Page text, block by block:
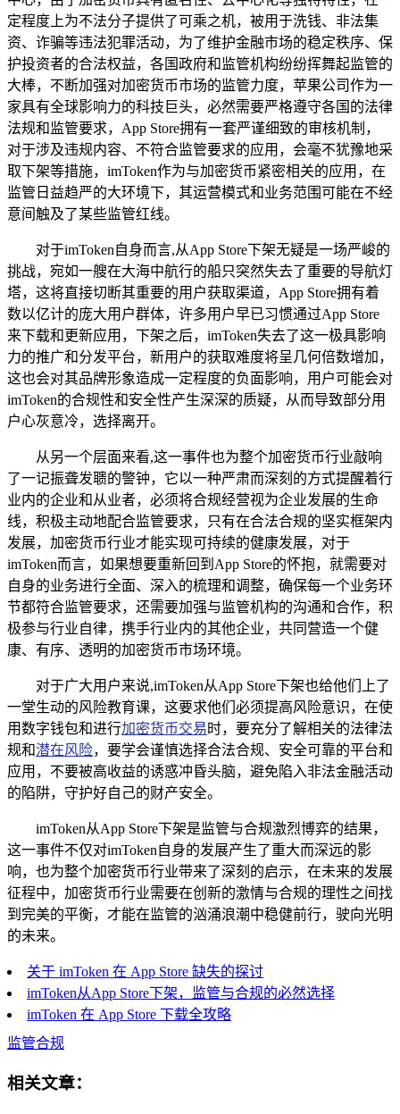
定程度上为不法分子提供了可乘之机，被用于洗钱、非法集
资、诈骗等违法犯罪活动，为了维护金融市场的稳定秩序、保
护投资者的合法权益，各国政府和监管机构纷纷挥舞起监管的
大棒，不断加强对加密货币市场的监管力度，苹果公司作为一
家具有全球影响力的科技巨头，必然需要严格遵守各国的法律
法规和监管要求，App Store拥有一套严谨细致的审核机制，
对于涉及违规内容、不符合监管要求的应用，会毫不犹豫地采
取下架等措施，imToken作为与加密货币紧密相关的应用，在
监管日益趋严的大环境下，其运营模式和业务范围可能在不经
意间触及了某些监管红线。
对于imToken自身而言,从App Store下架无疑是一场严峻的
挑战，宛如一艘在大海中航行的船只突然失去了重要的导航灯
塔，这将直接切断其重要的用户获取渠道，App Store拥有着
数以亿计的庞大用户群体，许多用户早已习惯通过App Store
来下载和更新应用，下架之后，imToken失去了这一极具影响
力的推广和分发平台，新用户的获取难度将呈几何倍数增加，
这也会对其品牌形象造成一定程度的负面影响，用户可能会对
imToken的合规性和安全性产生深深的质疑，从而导致部分用
户心灰意冷，选择离开。
从另一个层面来看,这一事件也为整个加密货币行业敲响
了一记振聋发聩的警钟，它以一种严肃而深刻的方式提醒着行
业内的企业和从业者，必须将合规经营视为企业发展的生命
线，积极主动地配合监管要求，只有在合法合规的坚实框架内
发展，加密货币行业才能实现可持续的健康发展，对于
imToken而言，如果想要重新回到App Store的怀抱，就需要对
自身的业务进行全面、深入的梳理和调整，确保每一个业务环
节都符合监管要求，还需要加强与监管机构的沟通和合作，积
极参与行业自律，携手行业内的其他企业，共同营造一个健
康、有序、透明的加密货币市场环境。
对于广大用户来说,imToken从App Store下架也给他们上了
一堂生动的风险教育课，这要求他们必须提高风险意识，在使
用数字钱包和进行加密货币交易时，要充分了解相关的法律法
规和潜在风险，要学会谨慎选择合法合规、安全可靠的平台和
应用，不要被高收益的诱惑冲昏头脑，避免陷入非法金融活动
的陷阱，守护好自己的财产安全。
imToken从App Store下架是监管与合规激烈博弈的结果，
这一事件不仅对imToken自身的发展产生了重大而深远的影
响，也为整个加密货币行业带来了深刻的启示，在未来的发展
征程中，加密货币行业需要在创新的激情与合规的理性之间找
到完美的平衡，才能在监管的汹涌浪潮中稳健前行，驶向光明
的未来。
关于 imToken 在 App Store 缺失的探讨
imToken从App Store下架，监管与合规的必然选择
imToken 在 App Store 下载全攻略
监管合规
相关文章：